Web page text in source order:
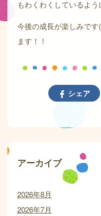
もわくわくしているよう
今後の成長が楽しみで
ます！！
シェア
アーカイブ
2026年8月
2026年7月